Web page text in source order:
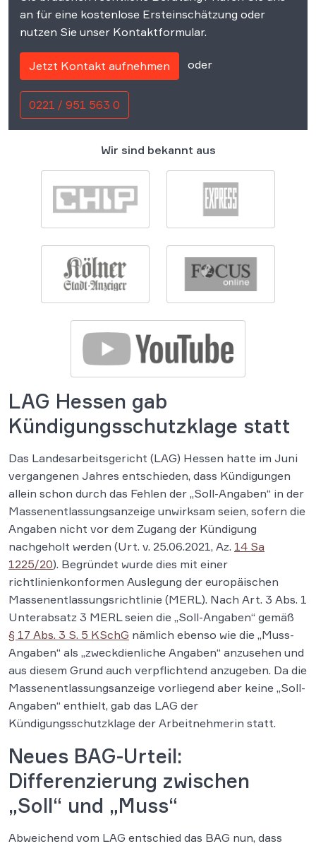
an für eine kostenlose Ersteinschätzung oder
nutzen Sie unser Kontaktformular.
Jetzt Kontakt aufnehmen oder
0221 / 951 563 0
Wir sind bekannt aus
LAG Hessen gab
Kündigungsschutzklage statt
Das Landesarbeitsgericht (LAG) Hessen hatte im Juni
vergangenen Jahres entschieden, dass Kündigungen
allein schon durch das Fehlen der „Soll-Angaben“ in der
Massenentlassungsanzeige unwirksam seien, sofern die
Angaben nicht vor dem Zugang der Kündigung
nachgeholt werden (Urt. v. 25.06.2021, Az. 14 Sa
1225/20). Begründet wurde dies mit einer
richtlinienkonformen Auslegung der europäischen
Massenentlassungsrichtlinie (MERL). Nach Art. 3 Abs. 1
Unterabsatz 3 MERL seien die „Soll-Angaben“ gemäß
§ 17 Abs. 3 S. 5 KSchG nämlich ebenso wie die „Muss-
Angaben“ als „zweckdienliche Angaben“ anzusehen und
aus diesem Grund auch verpflichtend anzugeben. Da die
Massenentlassungsanzeige vorliegend aber keine „Soll-
Angaben“ enthielt, gab das LAG der
Kündigungsschutzklage der Arbeitnehmerin statt.
Neues BAG-Urteil:
Differenzierung zwischen
„Soll“ und „Muss“
Abweichend vom LAG entschied das BAG nun, dass